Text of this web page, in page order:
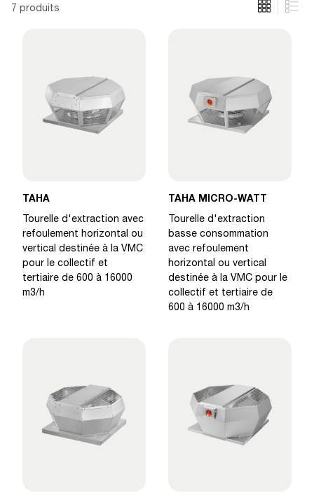
7 produits
TAHA
Tourelle d'extraction avec
refoulement horizontal ou
vertical destinée à la VMC
pour le collectif et
tertiaire de 600 à 16000
m3/h
TAHA MICRO-WATT
Tourelle d'extraction
basse consommation
avec refoulement
horizontal ou vertical
destinée à la VMC pour le
collectif et tertiaire de
600 à 16000 m3/h